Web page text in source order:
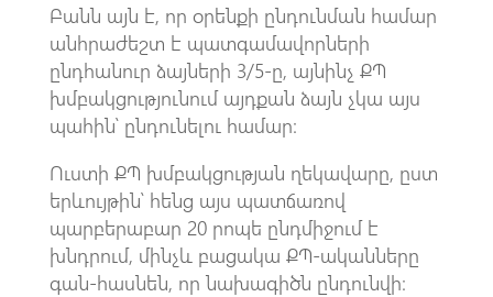
Բանն այն է, որ օրենքի ընդունման համար
անհրաժեշտ է պատգամավորների
ընդհանուր ձայների 3/5-ը, այնինչ ՔՊ
խմբակցությունում այդքան ձայն չկա այս
պահին՝ ընդունելու համար։
Ուստի ՔՊ խմբակցության ղեկավարը, ըստ
երևույթին՝ հենց այս պատճառով
պարբերաբար 20 րոպե ընդմիջում է
խնդրում, մինչև բացակա ՔՊ-ականները
գան-հասնեն, որ նախագիծն ընդունվի։